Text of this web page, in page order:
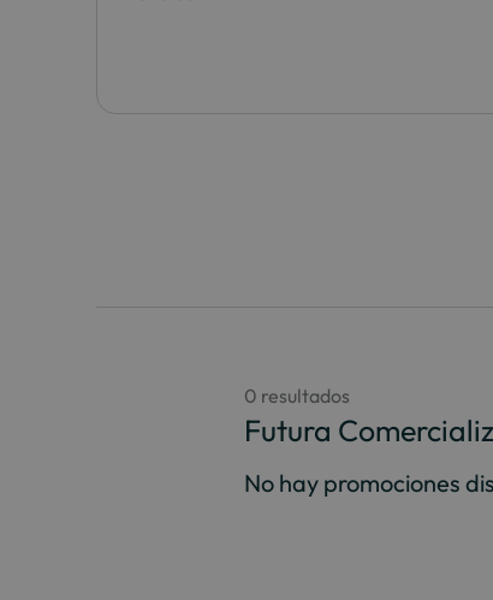
0 resultados
Futura
No hay promociones